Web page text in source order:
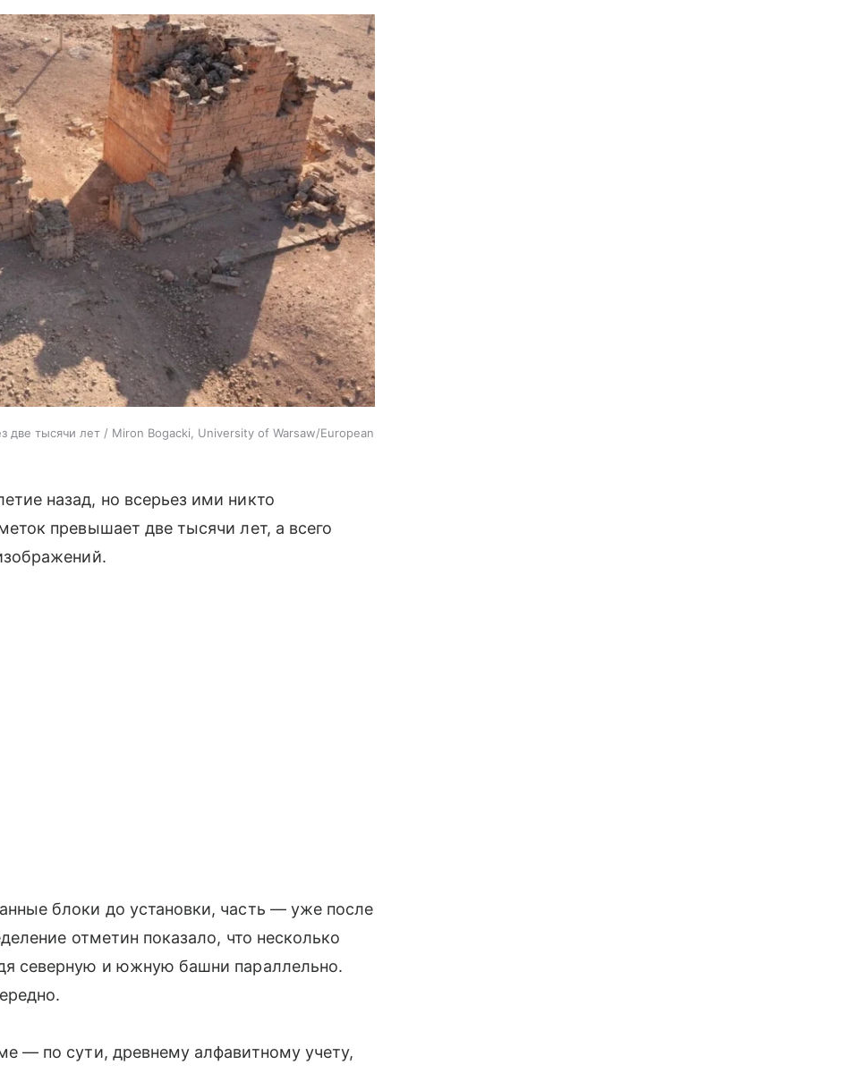
две тысячи лет / Miron Bogacki, University of Warsaw/European
назад, но всерьез ими никто
превышает две тысячи лет, а всего
блоки до установки, часть — уже после
отметин показало, что несколько
северную и южную башни параллельно.
— по сути, древнему алфавитному учету,